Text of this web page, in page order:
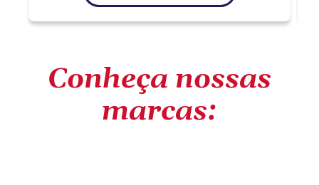
Conheça nossas
marcas: